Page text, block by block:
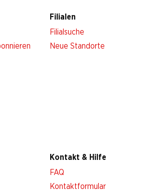
Filialen
Filialsuche
Neue Standorte
Kontakt & Hilfe
FAQ
Kontaktformular